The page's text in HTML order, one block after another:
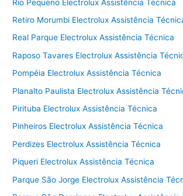
Rio Pequeno Electrolux Assistência Técnica
Retiro Morumbi Electrolux Assistência
Real Parque Electrolux Assistência Técnica
Raposo Tavares Electrolux Assistência
Pompéia Electrolux Assistência Técnica
Planalto Paulista Electrolux Assistência
Pirituba Electrolux Assistência Técnica
Pinheiros Electrolux Assistência Técnica
Perdizes Electrolux Assistência Técnica
Piqueri Electrolux Assistência Técnica
Parque São Jorge Electrolux Assistência